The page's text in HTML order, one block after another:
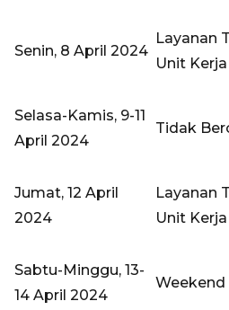
Senin, 8 April 2024
Layanan
Unit
Selasa-Kamis, 9-11
April 2024
Tidak
Jumat, 12 April
2024
Layanan
Unit
Sabtu-Minggu, 13-
14 April 2024
Weekend